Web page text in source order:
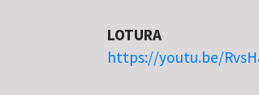
LOTURA
https://youtu.be/